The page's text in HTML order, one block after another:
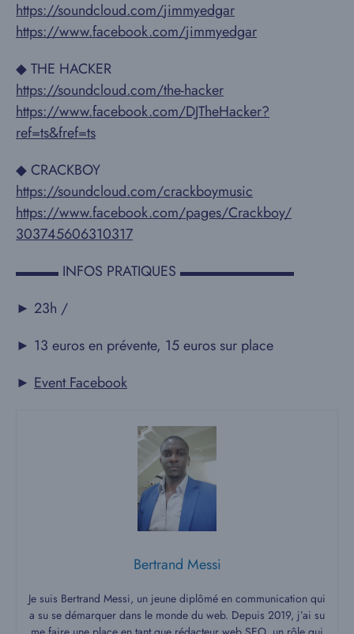
https://soundcloud.com/jimmyedgar
https://www.facebook.com/jimmyedgar
◆ THE HACKER
https://soundcloud.com/the-hacker
https://www.facebook.com/DJTheHacker?
ref=ts&fref=ts
◆ CRACKBOY
https://soundcloud.com/crackboymusic
https://www.facebook.com/pages/Crackboy/
303745606310317
▬▬▬ INFOS PRATIQUES ▬▬▬▬▬▬▬▬
► 23h /
► 13 euros en prévente, 15 euros sur place
► Event Facebook
Bertrand Messi
Je suis Bertrand Messi, un jeune diplômé en communication qui
a su se démarquer dans le monde du web. Depuis 2019, j’ai su